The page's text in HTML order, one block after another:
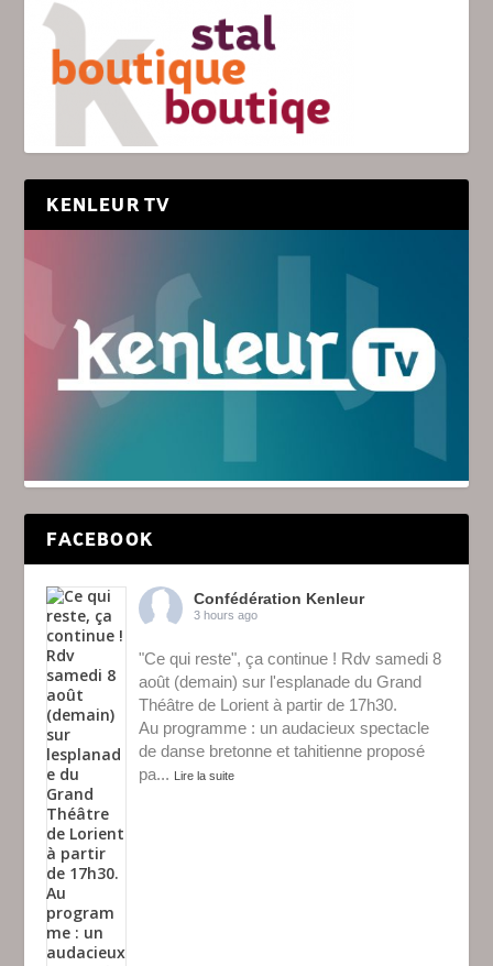
KENLEUR TV
FACEBOOK
Confédération Kenleur
3 hours ago
"Ce qui reste", ça continue ! Rdv samedi 8
août (demain) sur l'esplanade du Grand
Théâtre de Lorient à partir de 17h30.
Au programme : un audacieux spectacle
de danse bretonne et tahitienne proposé
pa... Lire la suite